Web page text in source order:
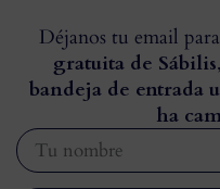
Déjanos tu email
gratuita de Sábilis
bandeja de entrada
ha